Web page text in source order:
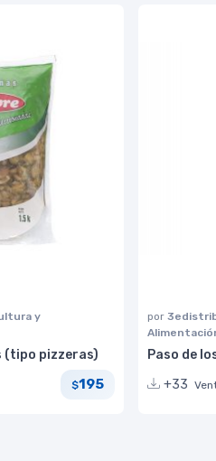
y
(tipo pizzeras)
$195
por
Paso de
+33